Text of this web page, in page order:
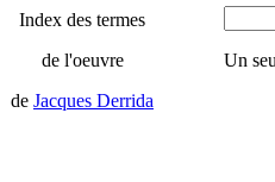
Index des termes
de l'oeuvre
de Jacques Derrida
Un